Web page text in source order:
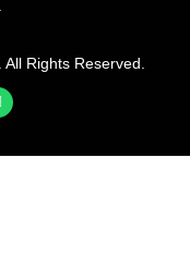
Rights Reserved.